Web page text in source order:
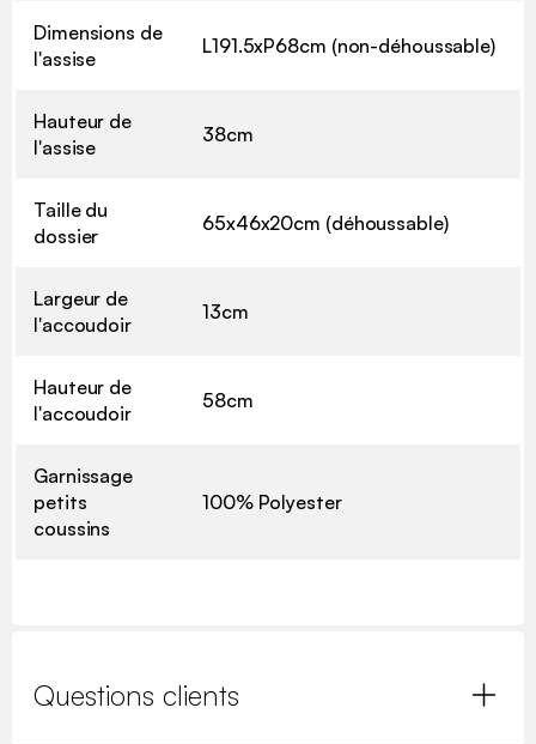
Dimensions de
l'assise
L191.5xP68cm (non-déhoussable)
Hauteur de
l'assise
38cm
Taille du
dossier
65x46x20cm (déhoussable)
Largeur de
l'accoudoir
13cm
Hauteur de
l'accoudoir
58cm
Garnissage
petits
coussins
100% Polyester
Questions clients